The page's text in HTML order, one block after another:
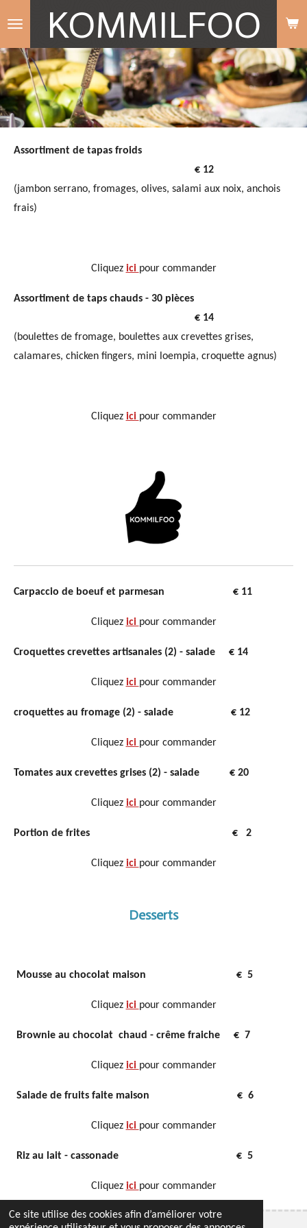
Ce site utilise des cookies afin d’améliorer votre
contenu
principal
KOMMILFOO
Assortiment de tapas froids
€ 12
(jambon serrano, fromages, olives, salami aux noix, anchois
frais)
Cliquez ici pour commander
Assortiment de taps chauds - 30 pièces
€ 14
(boulettes de fromage, boulettes aux crevettes grises,
calamares, chicken fingers, mini loempia, croquette agnus)
Cliquez ici pour commander
Carpaccio de boeuf et parmesan € 11
Cliquez ici pour commander
Croquettes crevettes artisanales (2) - salade € 14
Cliquez ici pour commander
croquettes au fromage (2) - salade € 12
Cliquez ici pour commander
Tomates aux crevettes grises (2) - salade € 20
Cliquez ici pour commander
Portion de frites € 2
Cliquez ici pour commander
Desserts
Mousse au chocolat maison € 5
Cliquez ici pour commander
Brownie au chocolat chaud - crême fraiche € 7
Cliquez ici pour commander
Salade de fruits faite maison € 6
Cliquez ici pour commander
Riz au lait - cassonade € 5
Cliquez ici pour commander